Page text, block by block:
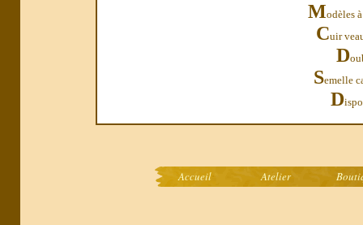
Modèles
Cuir
D
Semelle
D
Accueil Atelier